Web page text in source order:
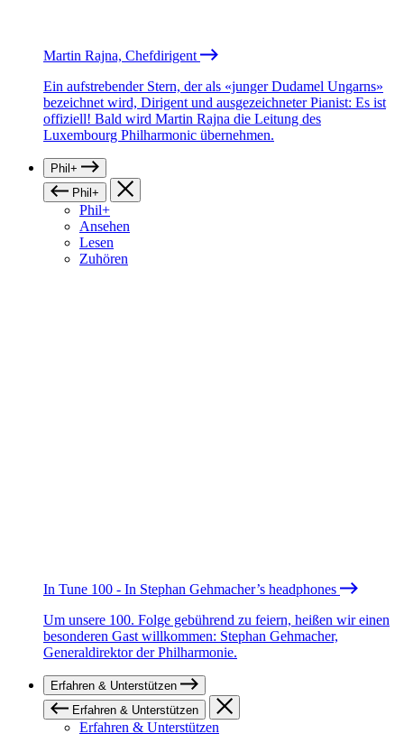
Martin Rajna, Chefdirigent
Ein aufstrebender Stern, der als «junger Dudamel Ungarns»
bezeichnet wird, Dirigent und ausgezeichneter Pianist: Es ist
offiziell! Bald wird Martin Rajna die Leitung des
Luxembourg Philharmonic übernehmen.
Phil+
Phil+
Phil+
Ansehen
Lesen
Zuhören
In Tune 100 - In Stephan Gehmacher’s headphones
Um unsere 100. Folge gebührend zu feiern, heißen wir einen
besonderen Gast willkommen: Stephan Gehmacher,
Generaldirektor der Philharmonie.
Erfahren & Unterstützen
Erfahren & Unterstützen
Erfahren & Unterstützen